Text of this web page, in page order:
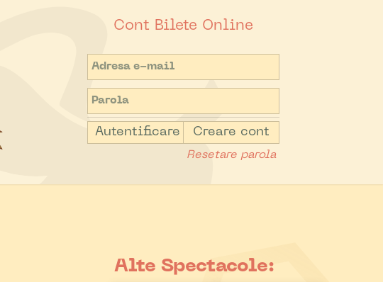
Cont Bilete Online
Autentificare Creare cont
Resetare parola
Alte Spectacole: